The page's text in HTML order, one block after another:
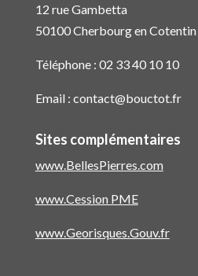
12 rue Gambetta
50100 Cherbourg en Cotentin
Téléphone : 02 33 40 10 10
Email : contact@bouctot.fr
Sites complémentaires
www.BellesPierres.com
www.Cession PME
www.Georisques.Gouv.fr